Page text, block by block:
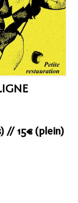
// 15€ (plein)